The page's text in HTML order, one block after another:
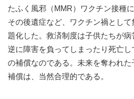
たふく風邪（MMR）ワクチン接種
その後遺症など、ワクチン禍とし
題化した。救済制度は子供たちが病
逆に障害を負ってしまったり死亡
の補償なのである。未来を奪われ
補償は、当然合理的である。